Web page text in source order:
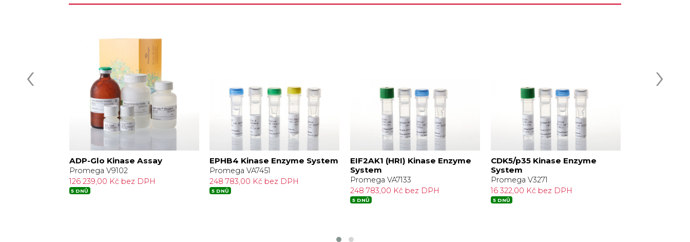
ADP-Glo Kinase Assay
Promega V9102
126 239,00 Kč bez DPH
5 DNŮ
EPHB4 Kinase Enzyme System
Promega VA7451
248 783,00 Kč bez DPH
5 DNŮ
EIF2AK1 (HRI) Kinase Enzyme
System
Promega VA7133
248 783,00 Kč bez DPH
5 DNŮ
CDK5/p35 Kinase Enzyme
System
Promega V3271
16 322,00 Kč bez DPH
5 DNŮ
‹ ›